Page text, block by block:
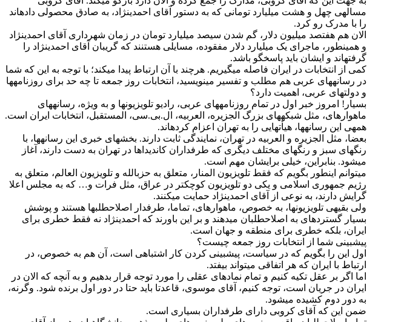
مساله‏ی چهل و هشت میلیارد تومانی که به دستور آقای احمدی‏نژاد، به صادق محصولی داده‏اند
را با مدرک رو کرد.
الان هم هفتصد میلیون دلار، گم شدن سیصد میلیارد تومان در زمان شهرداری آقای احمدی‏نژاد
و همین‏طور، ماجرای یک میلیارد دلار مفقوده، مسایلی هستنند که گریبان آقای احمدی‏نژاد را
گرفته‏‏اند و ایشان باید پاسخ‏گو باشد.
کمی از انتخابات در ایران فاصله می‏گیریم. هرچند با آن ارتباط پیدا می‏کند؛ با توجه به این که شما
در رسانه‏های عربی هم مطلب و تفسیر می‏نویسید، انتخابات روز جمعه تا چه حد برای روزنامه‏ها
و دولت‏های عربی، اهمیت دارد؟
بسیار! امروز خبر اول در تمام روزنامه‏های عربی، رادیو تلویزیون‏ها و به ویژه، رسانه‏های
ماهواره‏ای، مثل شبکه‏های بزرگ الجزیره، العربیه، ال.بی‏.سی، المستقبل، انتخابات ایران است.
همه‏ی این رسانه‏ها، هیأت‏هایی را به تهران اعزام کرده‏اند.
بعضا، مثل الجزیره و العربیه در تهران، نمایندگی ثابت دارند. بخش‏های خبری این رسانه‏ها، با
رنگ‏های سبز و رنگ‏های مختلف دیگری که طرف‏داران کاندیداها در تهران به دست دارند، آغاز
می‏شود. بنابراین، خیلی برای‏شان مهم است.
می‏توانم این‏طور بگویم که فقط تلویزیون المنار، متعلق به حزب‏الله و تلویزیون العالم، متعلق به
رژیم جمهوری اسلامی و یکی دو تلویزیون کوچک‏تر در عراق، مثل فرات و… که به مجلس اعلا
گرایش دارند، به نوعی از آقای احمدی‏نژاد حمایت می‏کنند.
ولی بقیه‏ی تلویزیون‏ها، به خصوص، ماهواره‏ای، تماما، طرف‏دار اصلاح‏طلب‏ها هستند و پوشش
بسیار گسترده‏ای به اصلاح‏طلبان می‏دهند و بر این باورند که احمدی‏نژاد نه فقط خطری برای
ایران، بلکه خطری برای منطقه و جهان است.
پیش‏بینی شما از انتخابات روز جمعه چیست؟
اول این را بگویم که در سیاست، پیش‏بینی کردن کار اشتباهی است، آن هم به خصوص، در
ارتباط با ایران که هر اتفاقی می‏تواند بیفتد.
اما اگر بر عقل تکیه کنیم و تمام نمادهای عقلی را مورد توجه قرار بدهیم و به آن‏چه که الان در
ایران در جریان است، توجه کنیم، آقای موسوی، قاعدتا باید حتا در دور اول برنده شود. وگرنه،
به دور دوم کشیده می‏شود.
ضمن این که آقای کروبی دارای طرف‏داران بسیاری است.